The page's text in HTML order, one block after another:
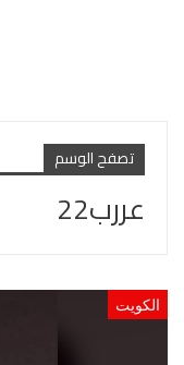
تصفح الوسم
عررب22
الكويت